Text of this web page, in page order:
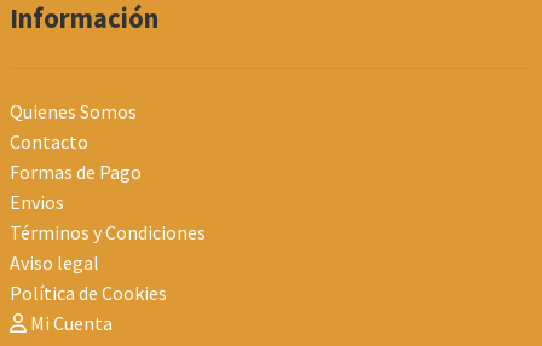
Información
Quienes Somos
Contacto
Formas de Pago
Envios
Términos y Condiciones
Aviso legal
Política de Cookies
Mi Cuenta